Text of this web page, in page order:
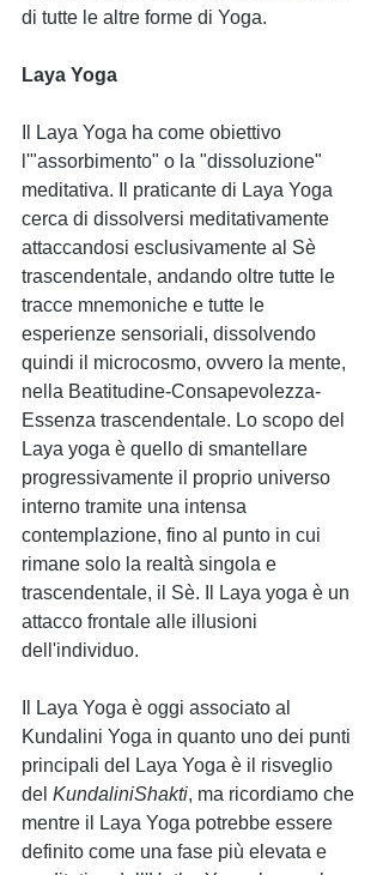
di tutte le altre forme di Yoga.
Laya Yoga
Il Laya Yoga ha come obiettivo
l'"assorbimento" o la "dissoluzione"
meditativa. Il praticante di Laya Yoga
cerca di dissolversi meditativamente
attaccandosi esclusivamente al Sè
trascendentale, andando oltre tutte le
tracce mnemoniche e tutte le
esperienze sensoriali, dissolvendo
quindi il microcosmo, ovvero la mente,
nella Beatitudine-Consapevolezza-
Essenza trascendentale. Lo scopo del
Laya yoga è quello di smantellare
progressivamente il proprio universo
interno tramite una intensa
contemplazione, fino al punto in cui
rimane solo la realtà singola e
trascendentale, il Sè. Il Laya yoga è un
attacco frontale alle illusioni
dell'individuo.
Il Laya Yoga è oggi associato al
Kundalini Yoga in quanto uno dei punti
principali del Laya Yoga è il risveglio
del KundaliniShakti, ma ricordiamo che
mentre il Laya Yoga potrebbe essere
definito come una fase più elevata e